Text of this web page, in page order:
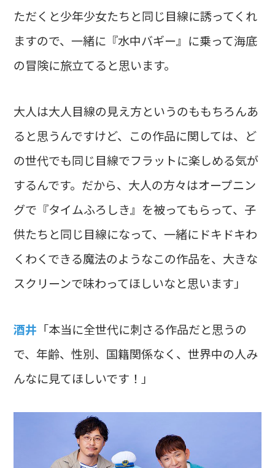
ただくと少年少女たちと同じ目線に誘ってくれ
ますので、一緒に『水中バギー』に乗って海底
の冒険に旅立てると思います。
大人は大人目線の見え方というのももちろんあ
ると思うんですけど、この作品に関しては、ど
の世代でも同じ目線でフラットに楽しめる気が
するんです。だから、大人の方々はオープニン
グで『タイムふろしき』を被ってもらって、子
供たちと同じ目線になって、一緒にドキドキわ
くわくできる魔法のようなこの作品を、大きな
スクリーンで味わってほしいなと思います」
酒井 「本当に全世代に刺さる作品だと思うの
で、年齢、性別、国籍関係なく、世界中の人み
んなに見てほしいです！」